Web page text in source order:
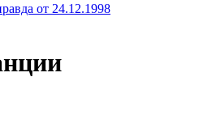
от 24.12.1998